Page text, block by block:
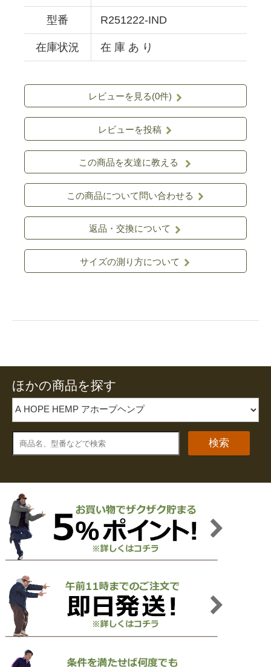
型番 R251222-IND
在庫状況 在 庫 あ り
レビューを見る(0件)
レビューを投稿
この商品を友達に教える
この商品について問い合わせる
返品・交換について
サイズの測り方について
ほかの商品を探す
検索